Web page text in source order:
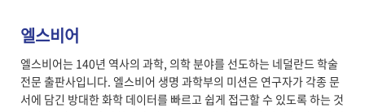
엘스비어
엘스비어는 140년 역사의 과학, 의학 분야를 선도하는 네덜란드 학술
전문 출판사입니다. 엘스비어 생명 과학부의 미션은 연구자가 각종 문
서에 담긴 방대한 화학 데이터를 빠르고 쉽게 접근할 수 있도록 하는 것